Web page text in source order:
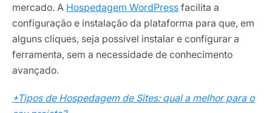
mercado. A Hospedagem WordPress facilita a
configuração e instalação da plataforma para que, em
alguns cliques, seja possível instalar e configurar a
ferramenta, sem a necessidade de conhecimento
avançado.
+Tipos de Hospedagem de Sites: qual a melhor para o